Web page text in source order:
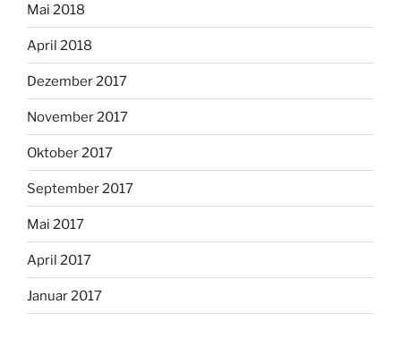
Mai 2018
April 2018
Dezember 2017
November 2017
Oktober 2017
September 2017
Mai 2017
April 2017
Januar 2017